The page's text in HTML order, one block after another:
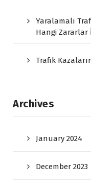
Yaralamalı
Hangi Zararlar
Trafik
Archives
January 2024
December 2023